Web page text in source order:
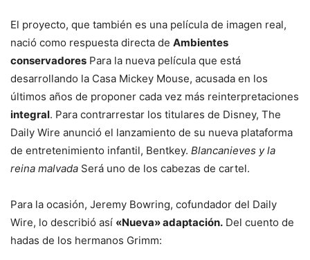
El proyecto, que también es una película de imagen real,
nació como respuesta directa de Ambientes
conservadores Para la nueva película que está
desarrollando la Casa Mickey Mouse, acusada en los
últimos años de proponer cada vez más reinterpretaciones
integral. Para contrarrestar los titulares de Disney, The
Daily Wire anunció el lanzamiento de su nueva plataforma
de entretenimiento infantil, Bentkey. Blancanieves y la
reina malvada Será uno de los cabezas de cartel.
Para la ocasión, Jeremy Bowring, cofundador del Daily
Wire, lo describió así «Nueva» adaptación. Del cuento de
hadas de los hermanos Grimm: